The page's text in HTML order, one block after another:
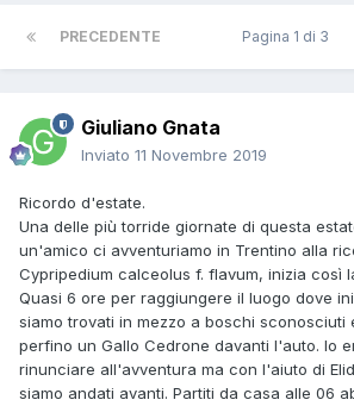
PRECEDENTE Pagina 1 di 3
Giuliano Gnata
Inviato 11 Novembre 2019
Ricordo d'estate.
Una delle più torride giornate di questa
un'amico ci avventuriamo in Trentino alla
Cypripedium calceolus f. flavum, inizia così
Quasi 6 ore per raggiungere il luogo dove
siamo trovati in mezzo a boschi sconosciuti
perfino un Gallo Cedrone davanti l'auto. Io
rinunciare all'avventura ma con l'aiuto di
siamo andati avanti. Partiti da casa alle 06